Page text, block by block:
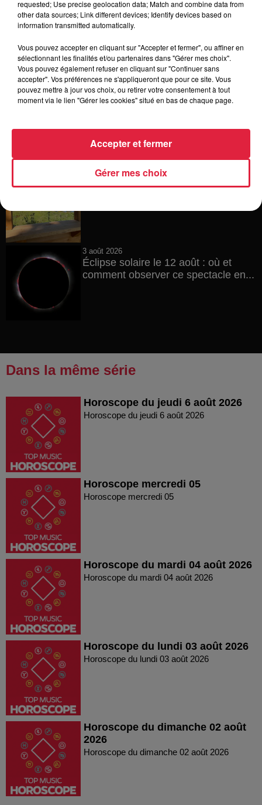
4 août 2026
Vélos d'occasion en Alsace : les
4 août 2026
Bischheim : disparition d’une
4 août 2026
Muttersholtz : après SensoRied,
3 août 2026
Éclipse solaire le 12 août : où et
comment observer ce spectacle en...
Dans la même série
Horoscope du jeudi 6 août 2026
Horoscope du jeudi 6 août 2026
Horoscope mercredi 05
Horoscope mercredi 05
Horoscope du mardi 04 août 2026
Horoscope du mardi 04 août 2026
Horoscope du lundi 03 août 2026
Horoscope du lundi 03 août 2026
Horoscope du dimanche 02 août
2026
Horoscope du dimanche 02 août 2026
requested; Use precise geolocation data; Match and combine data from
other data sources; Link different devices; Identify devices based on
information transmitted automatically.
Vous pouvez accepter en cliquant sur "Accepter et fermer", ou affiner en
sélectionnant les finalités et/ou partenaires dans "Gérer mes choix".
Vous pouvez également refuser en cliquant sur "Continuer sans
accepter". Vos préférences ne s'appliqueront que pour ce site. Vous
pouvez mettre à jour vos choix, ou retirer votre consentement à tout
moment via le lien "Gérer les cookies" situé en bas de chaque page.
Gérer mes choix
Accepter et fermer